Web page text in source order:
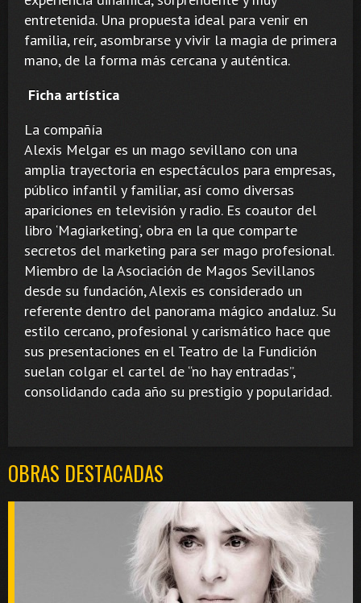
entretenida. Una propuesta ideal para venir en
familia, reír, asombrarse y vivir la magia de primera
mano, de la forma más cercana y auténtica.
Ficha artística
La compañía
Alexis Melgar es un mago sevillano con una
amplia trayectoria en espectáculos para empresas,
público infantil y familiar, así como diversas
apariciones en televisión y radio. Es coautor del
libro ‘Magiarketing‘, obra en la que comparte
secretos del marketing para ser mago profesional.
Miembro de la Asociación de Magos Sevillanos
desde su fundación, Alexis es considerado un
referente dentro del panorama mágico andaluz. Su
estilo cercano, profesional y carismático hace que
sus presentaciones en el Teatro de la Fundición
suelan colgar el cartel de “no hay entradas”,
consolidando cada año su prestigio y popularidad.
OBRAS DESTACADAS